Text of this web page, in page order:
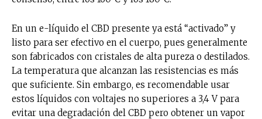
En un e-líquido el CBD presente ya está “activado” y
listo para ser efectivo en el cuerpo, pues generalmente
son fabricados con cristales de alta pureza o destilados.
La temperatura que alcanzan las resistencias es más
que suficiente. Sin embargo, es recomendable usar
estos líquidos con voltajes no superiores a 3,4 V para
evitar una degradación del CBD pero obtener un vapor